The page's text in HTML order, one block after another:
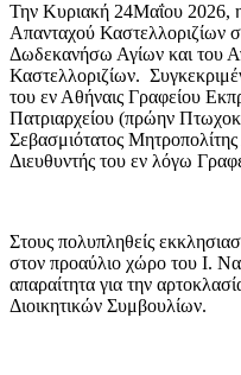
Την Κυριακή 24Μαΐου 2026,
Απανταχού Καστελλοριζίων
Δωδεκανήσω Αγίων και του
Καστελλοριζίων.
του εν Αθήναις Γραφείου
Πατριαρχείου (πρώην
Σεβασμιότατος Μητροπολίτης
Διευθυντής του εν λόγω
Στους πολυπληθείς
στον προαύλιο χώρο του Ι.
απαραίτητα για την
Διοικητικών Συμβουλίων.